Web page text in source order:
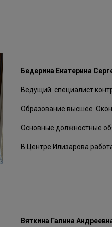
Бедерина Екатерина
Ведущий специалист
Образование высшее.
Основные должностные
В Центре Илизарова
Вяткина Галина